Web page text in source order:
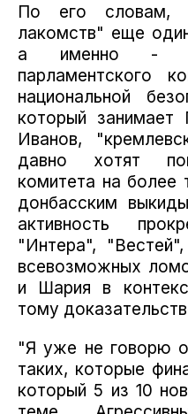
По его словам,
лакомств" еще
а именно -
парламентского
национальной
который занимает
Иванов,
давно хотят
комитета на более
донбасским
активность
"Интера",
всевозможных
и Шария в
тому
"Я уже не говорю
таких, которые
который 5 из 10